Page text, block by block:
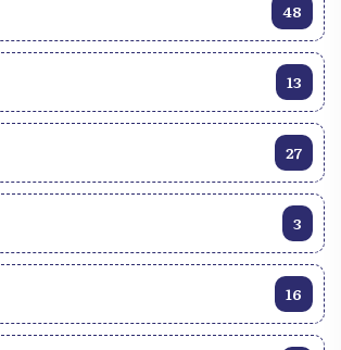
aura un Gala le 10 mai, en l’honneur du Roi
Coupé et le 18 octobre en l’honneur de la reine
48
13
27
3
16